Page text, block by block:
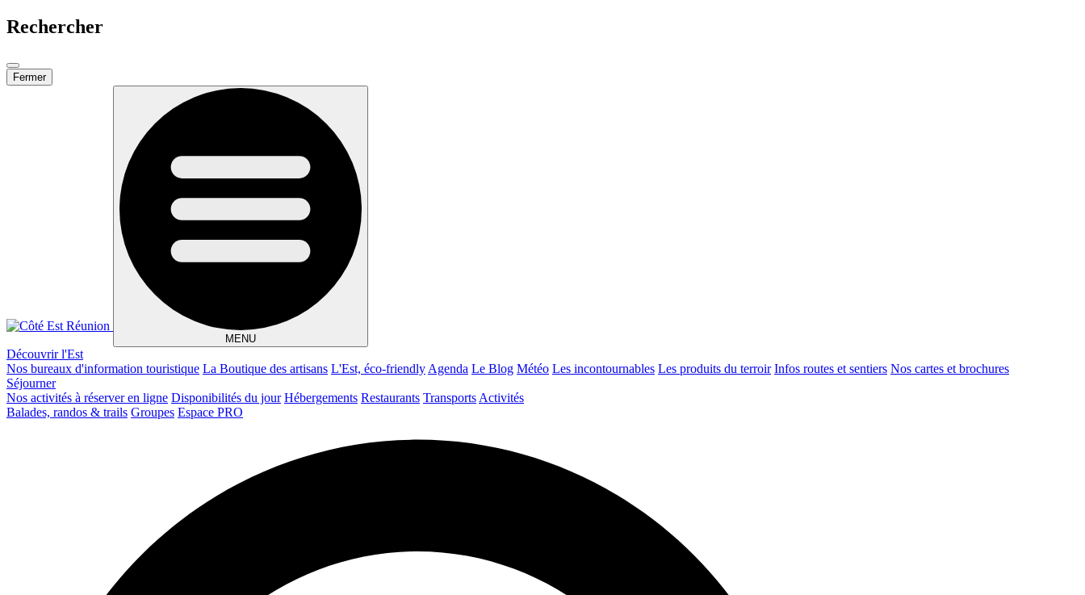
Rechercher
Fermer
MENU
Découvrir l'Est
Nos bureaux d'information touristique La Boutique des artisans L'Est, éco-friendly Agenda Le Blog Météo Les incontournables Les produits du terroir Infos routes et sentiers Nos cartes et brochures
Séjourner
Nos activités à réserver en ligne Disponibilités du jour Hébergements Restaurants Transports Activités
Balades, randos & trails Groupes Espace PRO